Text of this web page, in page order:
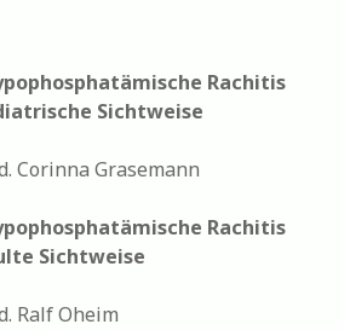
Rachitis
Sichtweise
Corinna Grasemann
Rachitis
Sichtweise
Ralf Oheim